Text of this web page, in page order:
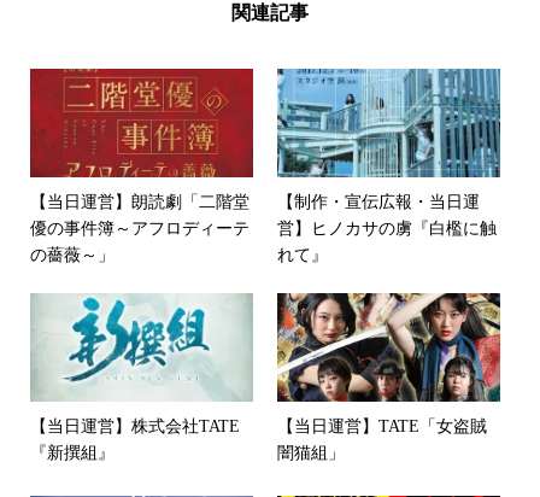
関連記事
【当日運営】朗読劇「二階堂
優の事件簿～アフロディーテ
の薔薇～」
【制作・宣伝広報・当日運
営】ヒノカサの虜『白檻に触
れて』
【当日運営】株式会社TATE
『新撰組』
【当日運営】TATE「女盗賊
闇猫組」